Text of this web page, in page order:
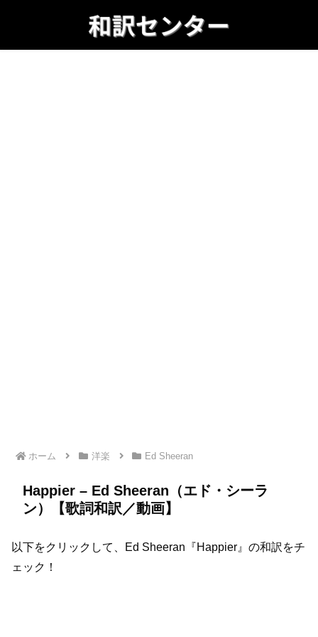
ホーム 洋楽 Ed Sheeran
Happier – Ed Sheeran（エド・シーラ
ン）【歌詞和訳／動画】
以下をクリックして、Ed Sheeran『Happier』の和訳をチ
ェック！